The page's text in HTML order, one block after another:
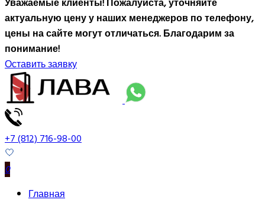
актуальную цену у наших менеджеров по телефону,
цены на сайте могут отличаться. Благодарим за
понимание!
Оставить заявку
+7 (812) 716-98-00
0
Главная